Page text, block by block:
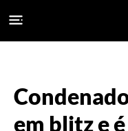
em blitz e